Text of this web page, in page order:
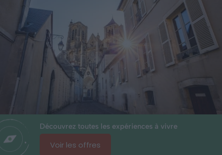
Découvrez toutes les expériences à vivre
Voir les offres